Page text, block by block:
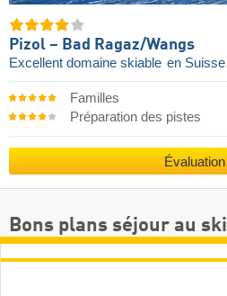
Pizol – Bad Ragaz/​Wangs
Excellent domaine skiable en Suisse
Familles
Préparation des pistes
Évaluation
Bons plans séjour au ski